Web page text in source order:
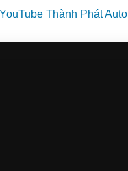
YouTube Thành Phát Auto